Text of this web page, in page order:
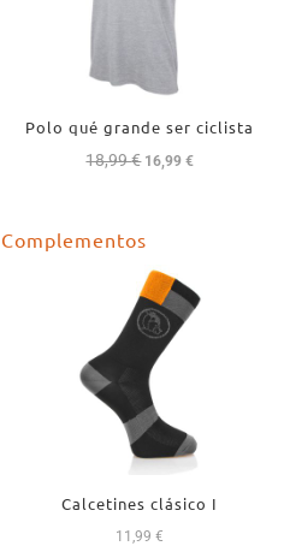
Polo qué grande ser ciclista
18,99€ El
era:
18,99 €.
16,99€El
Complementos
Calcetines clásico I
11,99€